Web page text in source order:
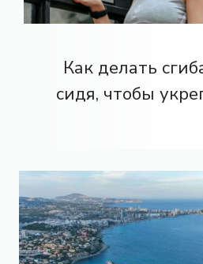
Как делать
сидя, чтобы